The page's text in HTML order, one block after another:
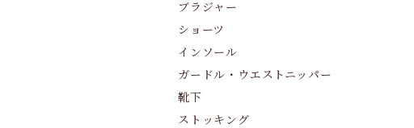
ブラジャー
ショーツ
インソール
ガードル・ウエストニッパー
靴下
ストッキング